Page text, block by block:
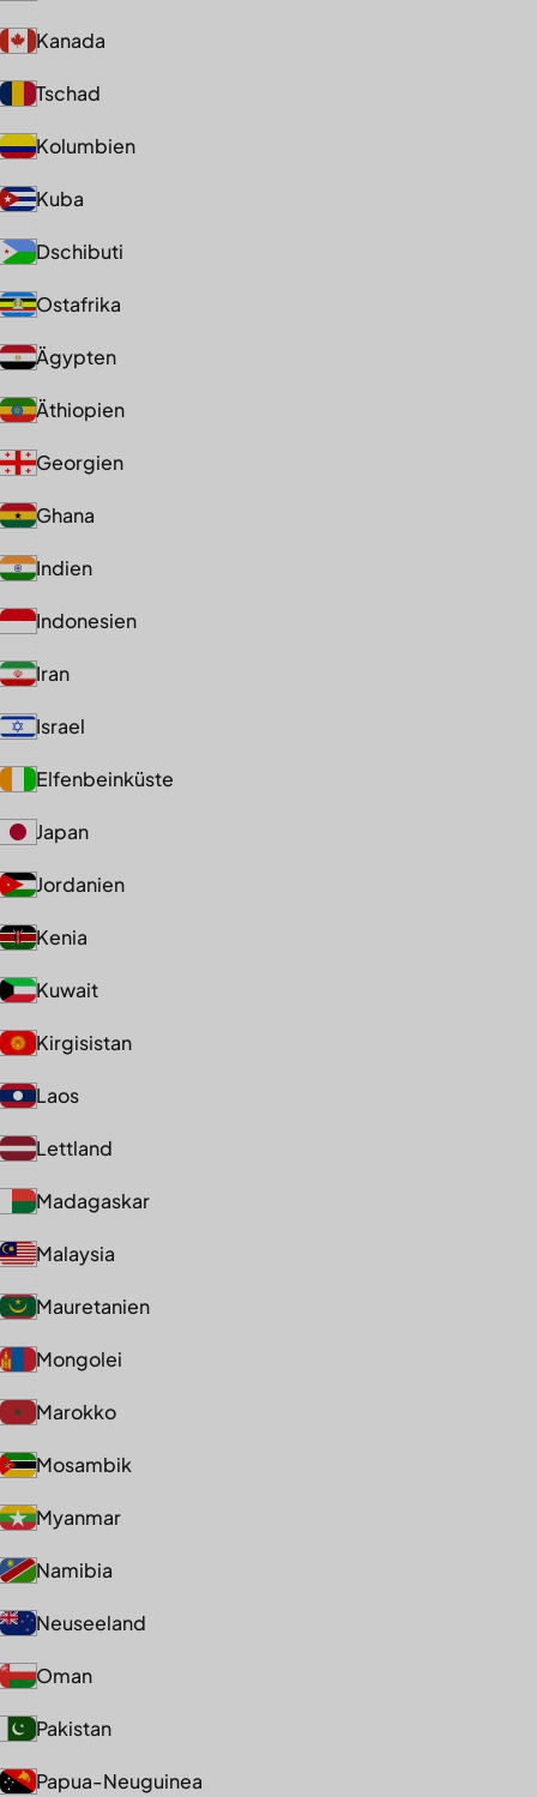
Kanada
Tschad
Kolumbien
Kuba
Dschibuti
Ostafrika
Ägypten
Äthiopien
Georgien
Ghana
Indien
Indonesien
Iran
Israel
Elfenbeinküste
Japan
Jordanien
Kenia
Kuwait
Kirgisistan
Laos
Lettland
Madagaskar
Malaysia
Mauretanien
Mongolei
Marokko
Mosambik
Myanmar
Namibia
Neuseeland
Oman
Pakistan
Papua-Neuguinea